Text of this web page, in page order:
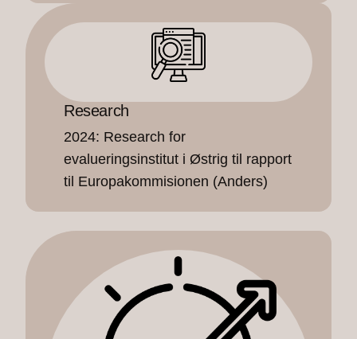
Research
2024: Research for
evalueringsinstitut i Østrig til rapport
til Europakommisionen (Anders)